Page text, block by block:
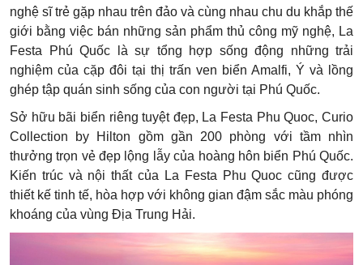
nghệ sĩ trẻ gặp nhau trên đảo và cùng nhau chu du khắp thế
giới bằng việc bán những sản phẩm thủ công mỹ nghệ, La
Festa Phú Quốc là sự tổng hợp sống động những trải
nghiệm của cặp đôi tại thị trấn ven biển Amalfi, Ý và lồng
ghép tập quán sinh sống của con người tại Phú Quốc.
Sở hữu bãi biển riêng tuyệt đẹp, La Festa Phu Quoc, Curio
Collection by Hilton gồm gần 200 phòng với tầm nhìn
thưởng trọn vẻ đẹp lộng lẫy của hoàng hôn biển Phú Quốc.
Kiến trúc và nội thất của La Festa Phu Quoc cũng được
thiết kế tinh tế, hòa hợp với không gian đậm sắc màu phóng
khoáng của vùng Địa Trung Hải.